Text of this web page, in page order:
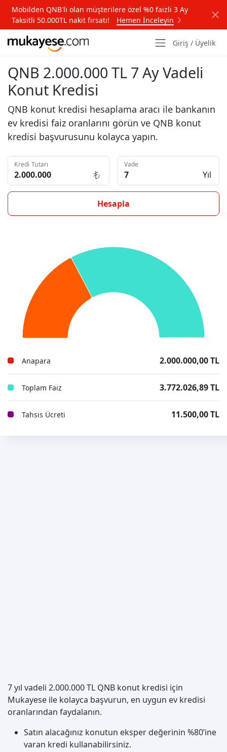
Mobilden QNB'li olan müşterilere özel %0 faizli 3 Ay
Taksitli 50.000TL nakit fırsatı!
Hemen İnceleyin
Giriş / Üyelik
QNB 2.000.000 TL 7 Ay Vadeli
Konut Kredisi
QNB konut kredisi hesaplama aracı ile bankanın
ev kredisi faiz oranlarını görün ve QNB konut
kredisi başvurusunu kolayca yapın.
Kredi Tutarı Vade
Yıl
Hesapla
Anapara 2.000.000,00 TL
Toplam Faiz 3.772.026,89 TL
Tahsis Ücreti 11.500,00 TL
7 yıl vadeli 2.000.000 TL QNB konut kredisi için
Mukayese ile kolayca başvurun, en uygun ev kredisi
oranlarından faydalanın.
Satın alacağınız konutun eksper değerinin %80’ine
varan kredi kullanabilirsiniz.